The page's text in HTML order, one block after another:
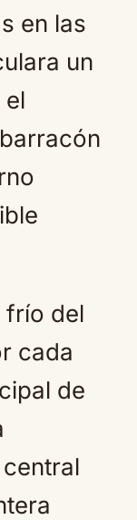
en las
un
el
frío del
cada
de